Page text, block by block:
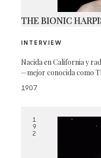
THE BIONIC
INTERVIEW
Nacida en California y
—mejor conocida como
1907
1
9
2